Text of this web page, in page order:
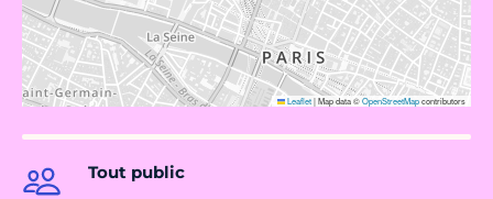
Leaflet|Map data ©OpenStreetMapcontributors
Tout public